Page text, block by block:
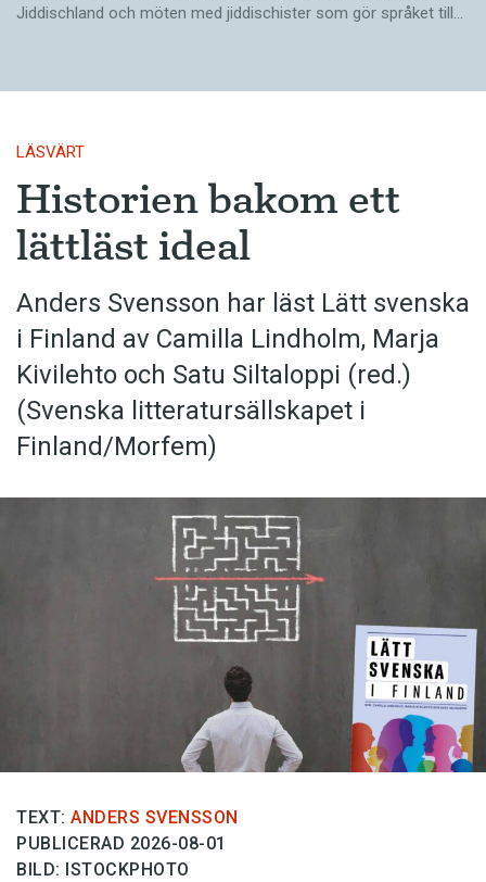
Jiddischland och möten med jiddischister som gör språket till…
LÄSVÄRT
Historien bakom ett
lättläst ideal
Anders Svensson har läst Lätt svenska
i Finland av Camilla Lindholm, Marja
Kivilehto och Satu Siltaloppi (red.)
(Svenska litteratur­sällskapet i
Finland/Morfem)
TEXT: ANDERS SVENSSON
PUBLICERAD 2026-08-01
BILD: ISTOCKPHOTO